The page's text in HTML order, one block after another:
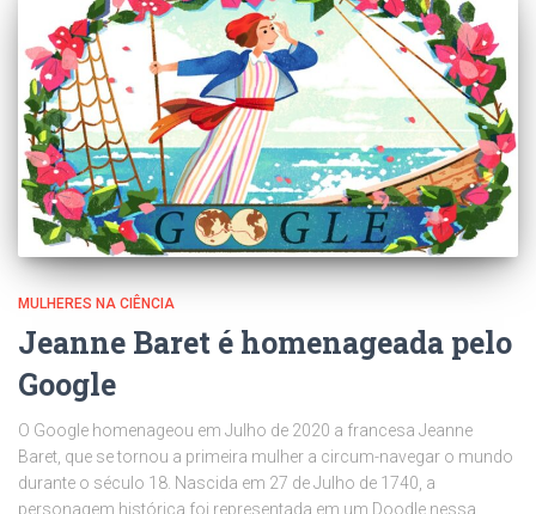
MULHERES NA CIÊNCIA
Jeanne Baret é homenageada pelo
Google
O Google homenageou em Julho de 2020 a francesa Jeanne
Baret, que se tornou a primeira mulher a circum-navegar o mundo
durante o século 18. Nascida em 27 de Julho de 1740, a
personagem histórica foi representada em um Doodle nessa